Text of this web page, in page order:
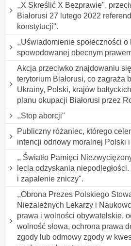
,,X Skreślić X Bezprawie",
Białorusi 27 lutego 2022
konstytucji".
,,Uświadomienie społeczności
spowodowanej obecnym
Akcja przeciwko znajdowaniu
terytorium Białorusi, co zagraża
Ukrainy, Polski, krajów
planu okupacji Białorusi przez
,,Stop aborcji"
Publiczny różaniec, którego
intencji odnowy moralnej Polski
,, Światło Pamięci
lecia odzyskania
i zapalenie zniczy".
,,Obrona Prezes Polskiego
Niezależnych Lekarzy i
prawa i wolności obywatelskie,
wolność słowa, ochrona prawa
zgody lub odmowy zgody w